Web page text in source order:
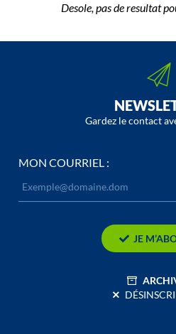
Desole, pas de resultat
Gardez le contact
MON COURRIEL :
JE